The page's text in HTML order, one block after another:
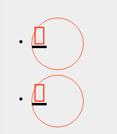
–
“I Feel” funkcija
pults
Turbo režīms
Karstā palaišana
apkures režīmā
✔
Miega režīms
+8 °C ziemas režīms
Videi draudzīgs